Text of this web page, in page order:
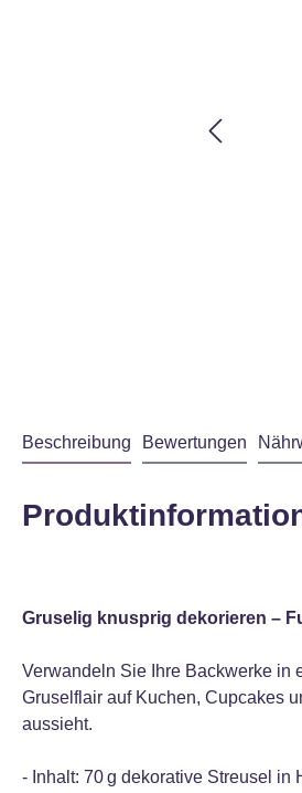
Beschreibung Bewertungen
Gruselig knusprig dekorieren –
Verwandeln Sie Ihre Backwerke in
Gruselflair auf Kuchen, Cupcakes
aussieht.
- Inhalt: 70 g dekorative Streusel in